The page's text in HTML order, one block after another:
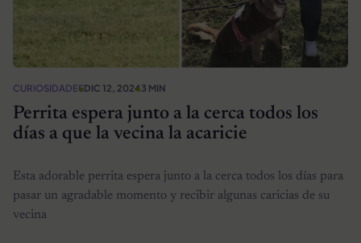
CURIOSIDADESDIC 12, 20243 MIN
Perrita espera junto a la cerca todos los
días a que la vecina la acaricie
Esta adorable perrita espera junto a la cerca todos los días para
pasar un agradable momento y recibir algunas caricias de su
vecina